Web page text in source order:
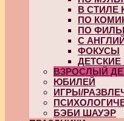
В СТИЛЕ
ПО
ПО
С
ФОКУСЫ
ВЗРОСЛЫЙ
ЮБИЛЕЙ
ИГРЫ/
БЭБИ ШАУЭР